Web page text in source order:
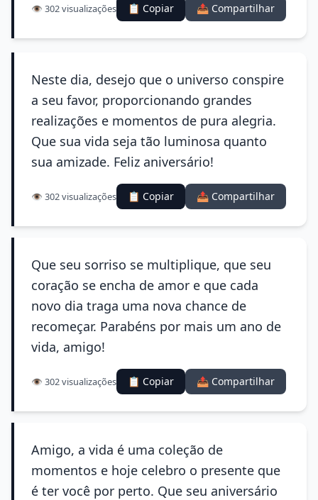
👁️ 302 visualizações 📋 Copiar 📤 Compartilhar
Neste dia, desejo que o universo conspire
a seu favor, proporcionando grandes
realizações e momentos de pura alegria.
Que sua vida seja tão luminosa quanto
sua amizade. Feliz aniversário!
👁️ 302 visualizações 📋 Copiar 📤 Compartilhar
Que seu sorriso se multiplique, que seu
coração se encha de amor e que cada
novo dia traga uma nova chance de
recomeçar. Parabéns por mais um ano de
vida, amigo!
👁️ 302 visualizações 📋 Copiar 📤 Compartilhar
Amigo, a vida é uma coleção de
momentos e hoje celebro o presente que
é ter você por perto. Que seu aniversário